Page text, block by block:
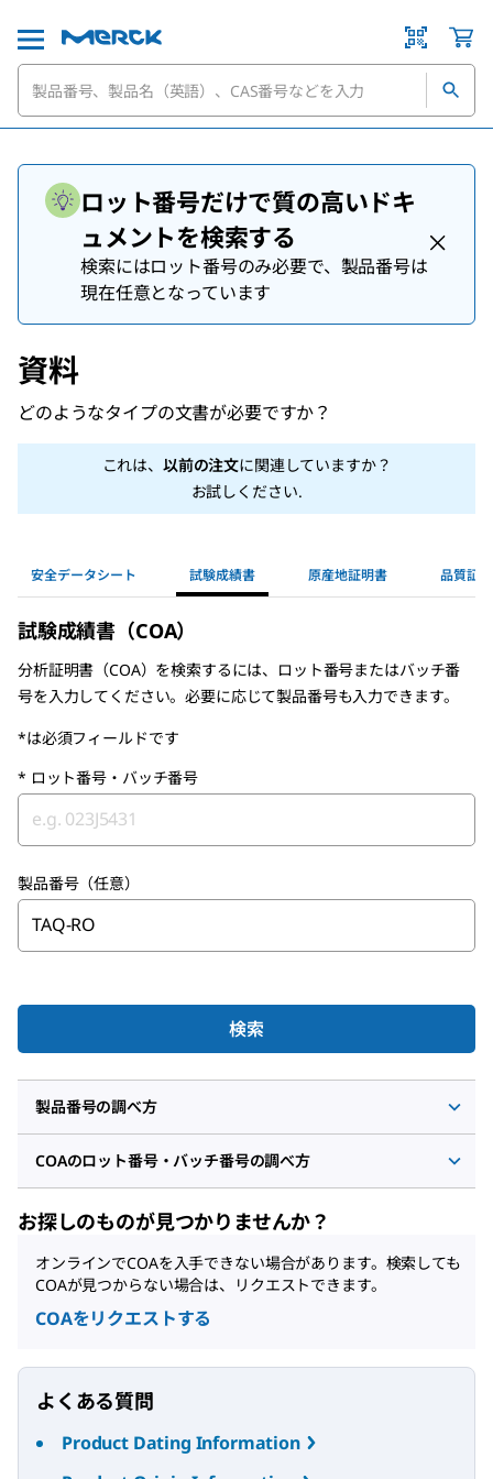
ロット番号だけで質の高いドキ
ュメントを検索する
検索にはロット番号のみ必要で、製品番号は
現在任意となっています
資料
どのようなタイプの文書が必要ですか？
これは、 以前の注文に関連していますか？
お試しください.
安全データシート 試験成績書 原産地証明書 品質証
試験成績書（COA）
分析証明書（COA）を検索するには、ロット番号またはバッチ番
号を入力してください。必要に応じて製品番号も入力できます。
*は必須フィールドです
* ロット番号・バッチ番号
製品番号（任意）
検索
製品番号の調べ方
COAのロット番号・バッチ番号の調べ方
お探しのものが見つかりませんか？
オンラインでCOAを入手できない場合があります。検索しても
COAが見つからない場合は、リクエストできます。
COAをリクエストする
よくある質問
Product Dating Information